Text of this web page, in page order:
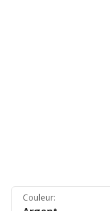
Couleur: